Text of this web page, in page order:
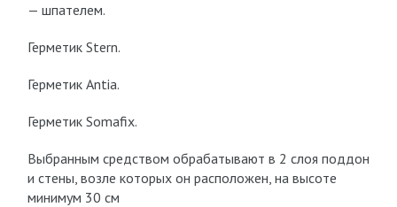
— шпателем.
Герметик Stern.
Герметик Antia.
Герметик Somafix.
Выбранным средством обрабатывают в 2 слоя поддон
и стены, возле которых он расположен, на высоте
минимум 30 см